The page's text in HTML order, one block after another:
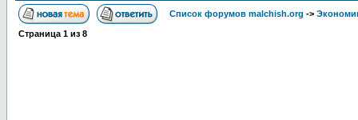
Список форумов malchish.org ->
Страница 1 из 8